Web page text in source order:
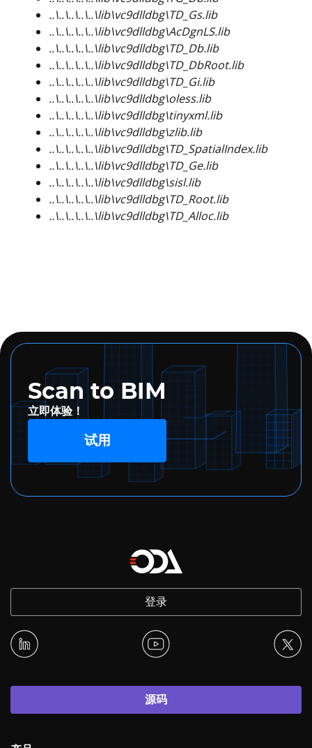
..\..\..\..\..\lib\vc9dlldbg\TD_Gs.lib
..\..\..\..\..\lib\vc9dlldbg\AcDgnLS.lib
..\..\..\..\..\lib\vc9dlldbg\TD_Db.lib
..\..\..\..\..\lib\vc9dlldbg\TD_DbRoot.lib
..\..\..\..\..\lib\vc9dlldbg\TD_Gi.lib
..\..\..\..\..\lib\vc9dlldbg\oless.lib
..\..\..\..\..\lib\vc9dlldbg\tinyxml.lib
..\..\..\..\..\lib\vc9dlldbg\zlib.lib
..\..\..\..\..\lib\vc9dlldbg\TD_SpatialIndex.lib
..\..\..\..\..\lib\vc9dlldbg\TD_Ge.lib
..\..\..\..\..\lib\vc9dlldbg\sisl.lib
..\..\..\..\..\lib\vc9dlldbg\TD_Root.lib
..\..\..\..\..\lib\vc9dlldbg\TD_Alloc.lib
Scan to BIM
立即体验！
试用
登录
源码